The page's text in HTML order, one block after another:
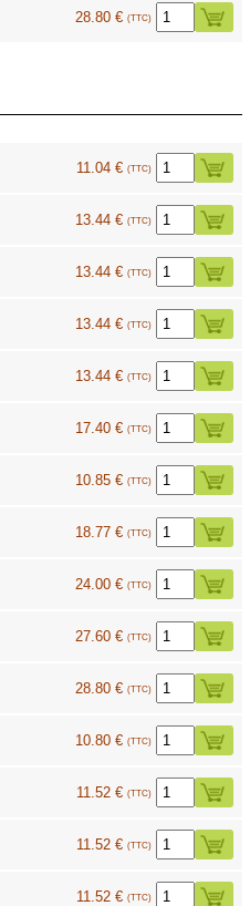
28.80 € (TTC)
11.04 € (TTC)
13.44 € (TTC)
13.44 € (TTC)
13.44 € (TTC)
13.44 € (TTC)
17.40 € (TTC)
10.85 € (TTC)
18.77 € (TTC)
24.00 € (TTC)
27.60 € (TTC)
28.80 € (TTC)
10.80 € (TTC)
11.52 € (TTC)
11.52 € (TTC)
11.52 € (TTC)